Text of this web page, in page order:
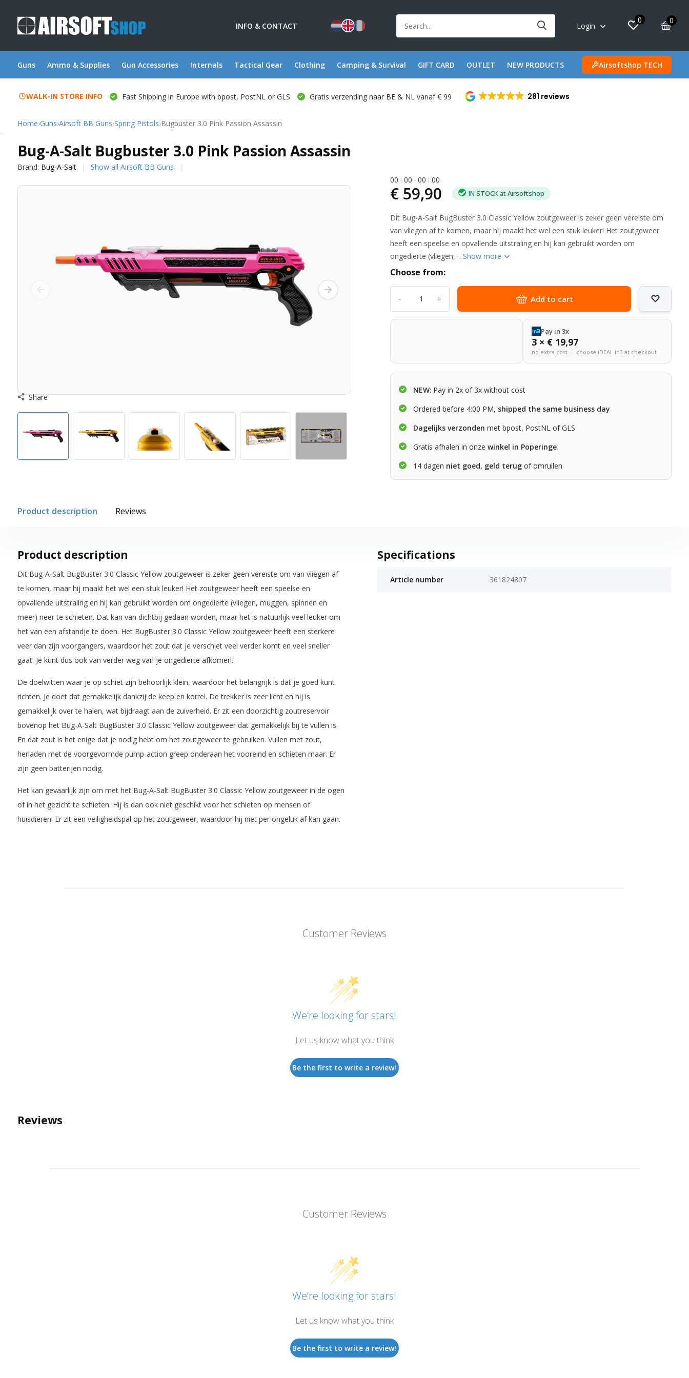
INFO & CONTACT Login
0 0
Guns Ammo & Supplies Gun Accessories Internals Tactical Gear Clothing Camping & Survival GIFT CARD OUTLET NEW PRODUCTS Airsoftshop TECH
WALK-IN STORE INFO Fast Shipping in Europe with bpost, PostNL or GLS Gratis verzending naar BE & NL vanaf € 99 281 reviews
Home›Guns›Airsoft BB Guns›Spring Pistols›Bugbuster 3.0 Pink Passion Assassin
Bug-A-Salt Bugbuster 3.0 Pink Passion Assassin
Brand: Bug-A-Salt Show all Airsoft BB Guns
Share
+1
00 :00 :00 :00
€ 59,90 IN STOCK at Airsoftshop
Dit Bug-A-Salt BugBuster 3.0 Classic Yellow zoutgeweer is zeker geen vereiste om
van vliegen af te komen, maar hij maakt het wel een stuk leuker! Het zoutgeweer
heeft een speelse en opvallende uitstraling en hij kan gebruikt worden om
ongedierte (vliegen,…Show more
Choose from:
+
- Add to cart
Pay in 3x
3 × € 19,97
no extra cost — choose iDEAL in3 at checkout
NEW: Pay in 2x of 3x without cost
Ordered before 4:00 PM, shipped the same business day
Dagelijks verzonden met bpost, PostNL of GLS
Gratis afhalen in onzewinkel in Poperinge
14 dagen niet goed, geld terug of omruilen
Product description Reviews
Product description
Dit Bug-A-Salt BugBuster 3.0 Classic Yellow zoutgeweer is zeker geen vereiste om van vliegen af
te komen, maar hij maakt het wel een stuk leuker! Het zoutgeweer heeft een speelse en
opvallende uitstraling en hij kan gebruikt worden om ongedierte (vliegen, muggen, spinnen en
meer) neer te schieten. Dat kan van dichtbij gedaan worden, maar het is natuurlijk veel leuker om
het van een afstandje te doen. Het BugBuster 3.0 Classic Yellow zoutgeweer heeft een sterkere
veer dan zijn voorgangers, waardoor het zout dat je verschiet veel verder komt en veel sneller
gaat. Je kunt dus ook van verder weg van je ongedierte afkomen.
De doelwitten waar je op schiet zijn behoorlijk klein, waardoor het belangrijk is dat je goed kunt
richten. Je doet dat gemakkelijk dankzij de keep en korrel. De trekker is zeer licht en hij is
gemakkelijk over te halen, wat bijdraagt aan de zuiverheid. Er zit een doorzichtig zoutreservoir
bovenop het Bug-A-Salt BugBuster 3.0 Classic Yellow zoutgeweer dat gemakkelijk bij te vullen is.
En dat zout is het enige dat je nodig hebt om het zoutgeweer te gebruiken. Vullen met zout,
herladen met de voorgevormde pump-action greep onderaan het vooreind en schieten maar. Er
zijn geen batterijen nodig.
Het kan gevaarlijk zijn om met het Bug-A-Salt BugBuster 3.0 Classic Yellow zoutgeweer in de ogen
of in het gezicht te schieten. Hij is dan ook niet geschikt voor het schieten op mensen of
huisdieren. Er zit een veiligheidspal op het zoutgeweer, waardoor hij niet per ongeluk af kan gaan.
Specifications
Article number 361824807
Customer Reviews
We’re looking for stars!
Let us know what you think
Be the first to write a review!
Reviews
Customer Reviews
We’re looking for stars!
Let us know what you think
Be the first to write a review!